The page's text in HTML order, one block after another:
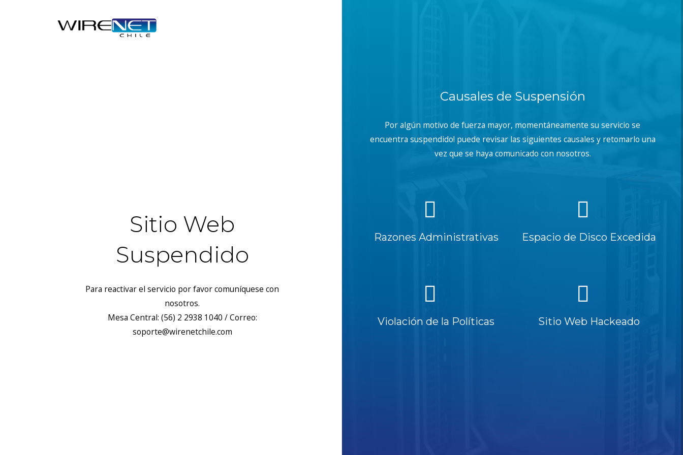
Sitio Web
Suspendido
Para reactivar el servicio por favor comuníquese con
nosotros.
Mesa Central: (56) 2 2938 1040 / Correo:
soporte@wirenetchile.com
Causales de Suspensión
Por algún motivo de fuerza mayor, momentáneamente su servicio se
encuentra suspendido! puede revisar las siguientes causales y retomarlo una
vez que se haya comunicado con nosotros.
Razones Administrativas Espacio de Disco Excedida
Violación de la Políticas Sitio Web Hackeado